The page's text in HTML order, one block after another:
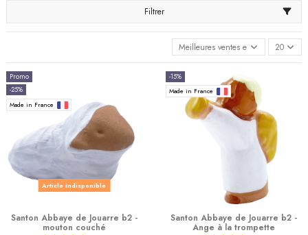
Filtrer
Meilleures ventes en premier
20
Promo
-25%
Made in France
Article indisponible
Santon Abbaye de Jouarre b2 -
mouton couché
-15%
Made in France
Santon Abbaye de Jouarre b2 -
Ange à la trompette